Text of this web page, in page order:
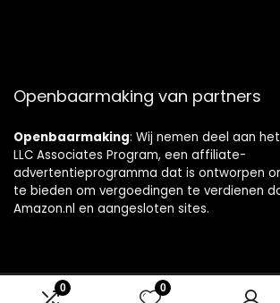
0 0
Openbaarmaking van partners
Openbaarmaking: Wij nemen deel aan
LLC Associates Program, een affiliate-
advertentieprogramma dat is ontworpen
te bieden om vergoedingen te verdienen
Amazon.nl en aangesloten sites.
© badkamerkastjes.nl. Alle rechten